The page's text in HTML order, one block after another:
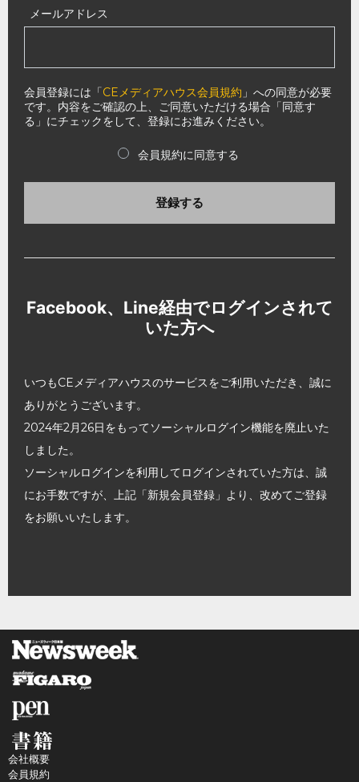
メールアドレス
会員登録には「CEメディアハウス会員規約 」への同意が必要
です。内容をご確認の上、ご同意いただける場合「同意す
る」にチェックをして、登録にお進みください。
会員規約に同意する
登録する
Facebook、Line経由でログインされて
いた方へ
いつもCEメディアハウスのサービスをご利用いただき、誠に
ありがとうございます。
2024年2月26日をもってソーシャルログイン機能を廃止いた
しました。
ソーシャルログインを利用してログインされていた方は、誠
にお手数ですが、上記「新規会員登録」より、改めてご登録
をお願いいたします。
会社概要
会員規約